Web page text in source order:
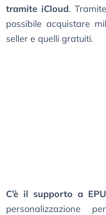
tramite iCloud.
possibile acquistare
seller e quelli gratuiti.
C’è il supporto a